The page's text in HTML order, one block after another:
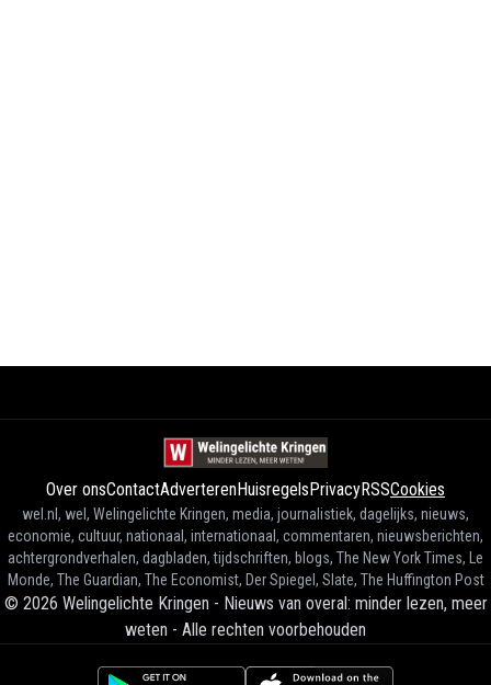
Over onsContactAdverterenHuisregelsPrivacyRSSCookies
wel.nl, wel, Welingelichte Kringen, media, journalistiek, dagelijks, nieuws,
economie, cultuur, nationaal, internationaal, commentaren, nieuwsberichten,
achtergrondverhalen, dagbladen, tijdschriften, blogs, The New York Times, Le
Monde, The Guardian, The Economist, Der Spiegel, Slate, The Huffington Post
© 2026 Welingelichte Kringen - Nieuws van overal: minder lezen, meer
weten - Alle rechten voorbehouden